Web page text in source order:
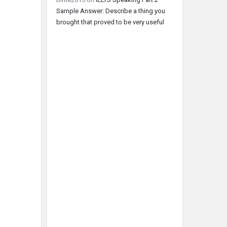
Sample Answer: Describe a thing you
brought that proved to be very useful